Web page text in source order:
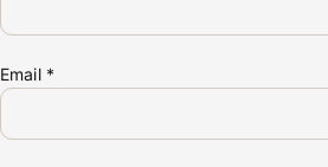
Email *